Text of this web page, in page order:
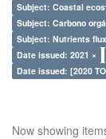
Subject: Coastal
Subject: Carbono
Subject: Nutrients
Date issued: 2021 ×
Date issued: [2020
Now showing